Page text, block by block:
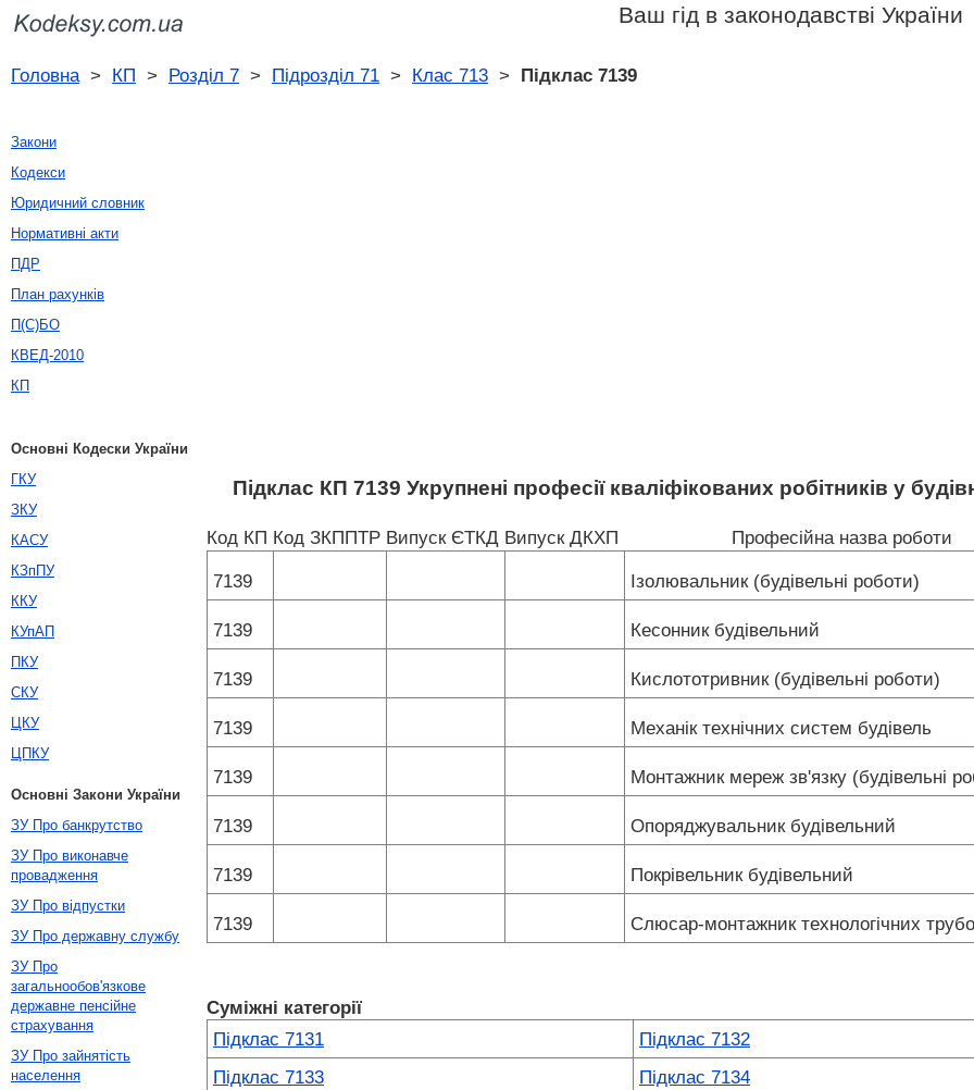
Ваш гід в законодавстві України
Головна> КП > Розділ 7 > Підрозділ 71 > Клас 713 > Підклас 7139
Підклас КП 7139 Укрупнені професії кваліфікованих робітників у
Код КП Код ЗКППТР Випуск ЄТКД Випуск ДКХП
Професійна назва роботи
7139
Ізолювальник (будівельні роботи)
7139 Кесонник будівельний
7139 Кислототривник (будівельні роботи)
7139 Механік технічних систем будівель
7139 Монтажник мереж зв'язку (будівельні
7139 Опоряджувальник будівельний
7139 Покрівельник будівельний
7139 Слюсар-монтажник технологічних
Суміжні категорії
Підклас 7131
Підклас 7132
Підклас 7133
Підклас 7134
Закони
Кодекси
Юридичний словник
Нормативні акти
ПДР
План рахунків
П(С)БО
КВЕД-2010
КП
Основні Кодески України
ГКУ
ЗКУ
КАСУ
КЗпПУ
ККУ
КУпАП
ПКУ
СКУ
ЦКУ
ЦПКУ
Основні Закони України
ЗУ Про банкрутство
ЗУ Про виконавче
провадження
ЗУ Про відпустки
ЗУ Про державну службу
ЗУ Про
загальнообов'язкове
державне пенсійне
страхування
ЗУ Про зайнятість
населення